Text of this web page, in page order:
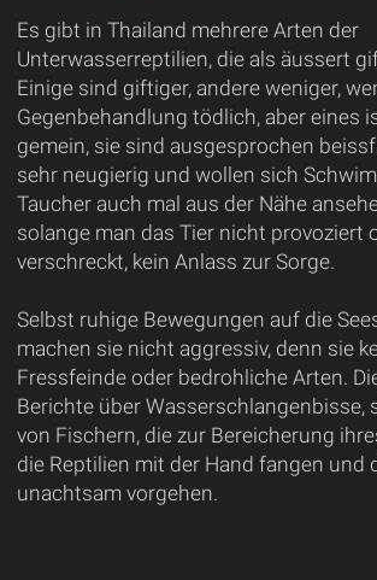
Es gibt in Thailand mehrere Arten der
Unterwasserreptilien, die als äussert
Einige sind giftiger, andere weniger,
Gegenbehandlung tödlich, aber eines
gemein, sie sind ausgesprochen
sehr neugierig und wollen sich
Taucher auch mal aus der Nähe
solange man das Tier nicht provoziert
verschreckt, kein Anlass zur Sorge.
Selbst ruhige Bewegungen auf die
machen sie nicht aggressiv, denn sie
Fressfeinde oder bedrohliche Arten.
Berichte über Wasserschlangenbisse,
von Fischern, die zur Bereicherung
die Reptilien mit der Hand fangen und
unachtsam vorgehen.